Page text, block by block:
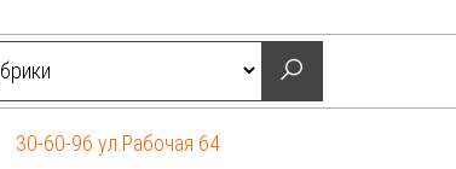
30-60-96 ул.Рабочая 64